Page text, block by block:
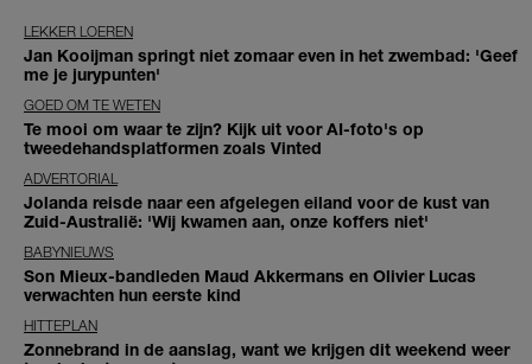
LEKKER LOEREN
Jan Kooijman springt niet zomaar even in het zwembad: 'Geef
me je jurypunten'
GOED OM TE WETEN
Te mooi om waar te zijn? Kijk uit voor AI-foto's op
tweedehandsplatformen zoals Vinted
ADVERTORIAL
Jolanda reisde naar een afgelegen eiland voor de kust van
Zuid-Australië: 'Wij kwamen aan, onze koffers niet'
BABYNIEUWS
Son Mieux-bandleden Maud Akkermans en Olivier Lucas
verwachten hun eerste kind
HITTEPLAN
Zonnebrand in de aanslag, want we krijgen dit weekend weer